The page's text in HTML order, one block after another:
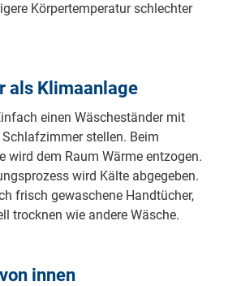
Körpertemperatur schlechter
als Klimaanlage
einen Wäscheständer mit
stellen. Beim
wird dem Raum Wärme entzogen.
wird Kälte abgegeben.
frisch gewaschene Handtücher,
trocknen wie andere Wäsche.
innen